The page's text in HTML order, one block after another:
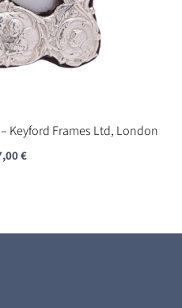
Keyford Frames Ltd, London
€